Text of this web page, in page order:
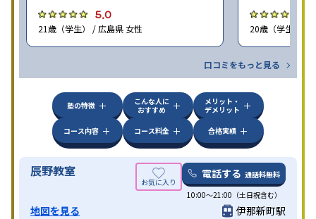
5.0
21歳（学生） / 広島県 女性 20歳（学生） /
口コミをもっと見る
塾の特徴
こんな人に
おすすめ
メリット・
デメリット
コース内容
コース料金 合格実績
辰野教室 電話する 通話料無料
10:00〜21:00（土日祝含む）
地図を見る 伊那新町駅